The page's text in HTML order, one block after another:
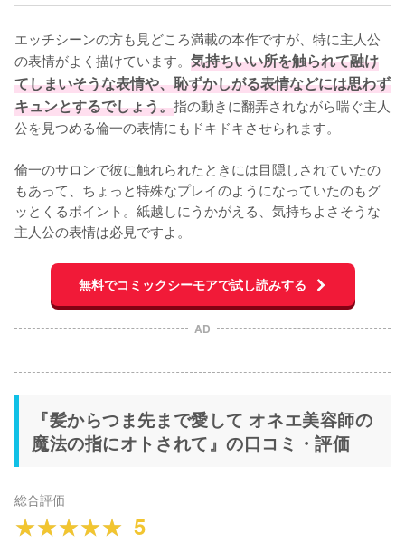
エッチシーンの方も見どころ満載の本作ですが、特に主人公
の表情がよく描けています。 気持ちいい所を触られて融け
てしまいそうな表情や、恥ずかしがる表情などには思わず
キュンとするでしょう。指の動きに翻弄されながら喘ぐ主人
公を見つめる倫一の表情にもドキドキさせられます。
倫一のサロンで彼に触れられたときには目隠しされていたの
もあって、ちょっと特殊なプレイのようになっていたのもグ
ッとくるポイント。紙越しにうかがえる、気持ちよさそうな
主人公の表情は必見ですよ。
無料でコミックシーモアで試し読みする
AD
『髪からつま先まで愛して オネエ美容師の
魔法の指にオトされて』の口コミ・評価
総合評価
5